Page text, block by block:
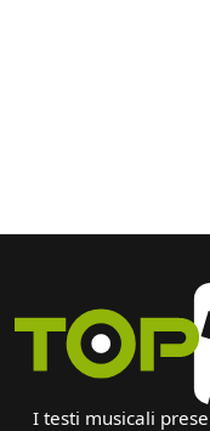
I testi musicali